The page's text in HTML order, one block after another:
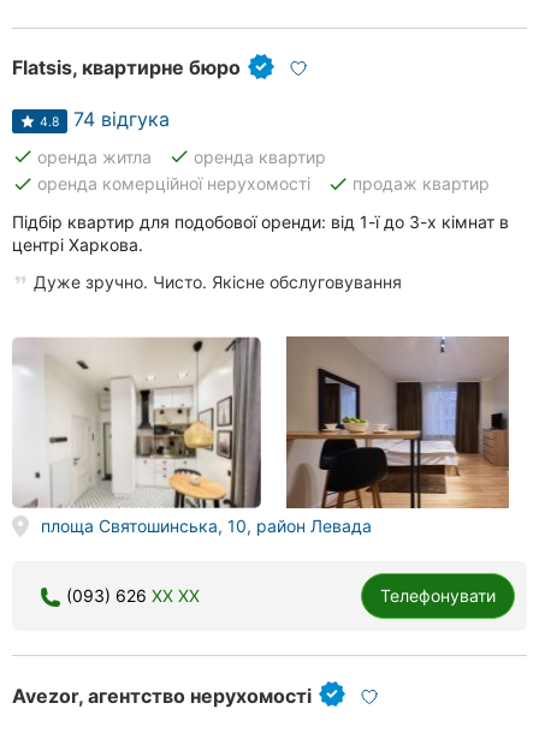
Flatsis, квартирне бюро
4.8 74 відгука
done оренда житла done оренда квартир
done оренда комерційної нерухомості done продаж квартир
Підбір квартир для подобової оренди: від 1-ї до 3-х кімнат в
центрі Харкова.
Дуже зручно. Чисто. Якісне обслуговування
площа Святошинська, 10, район Левада
(093) 626 XX XX Телефонувати
Avezor, агентство нерухомості